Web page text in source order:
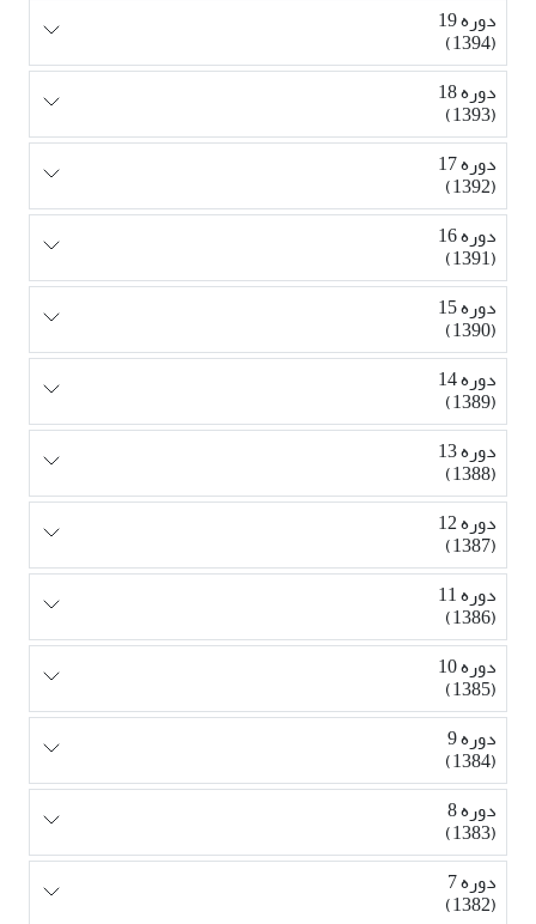
دوره 19
(1394)
دوره 18
(1393)
دوره 17
(1392)
دوره 16
(1391)
دوره 15
(1390)
دوره 14
(1389)
دوره 13
(1388)
دوره 12
(1387)
دوره 11
(1386)
دوره 10
(1385)
دوره 9
(1384)
دوره 8
(1383)
دوره 7
(1382)